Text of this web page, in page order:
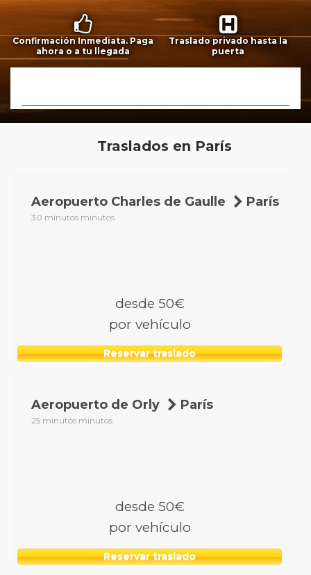
Confirmación Inmediata. Paga
ahora o a tu llegada
Traslado privado hasta la
puerta
Traslados en París
Aeropuerto Charles de Gaulle París
30 minutos minutos
desde 50€
por vehículo
Reservar traslado
Aeropuerto de Orly París
25 minutos minutos
desde 50€
por vehículo
Reservar traslado